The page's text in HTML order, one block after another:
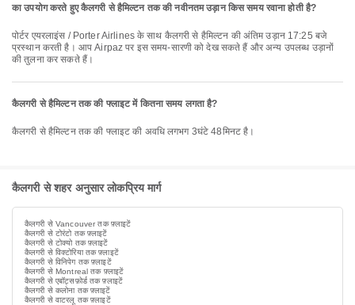
का उपयोग करते हुए कैलगरी से हैमिल्टन तक की नवीनतम उड़ान किस समय रवाना होती है?
पोर्टर एयरलाइंस / Porter Airlines के साथ कैलगरी से हैमिल्टन की अंतिम उड़ान 17:25 बजे
प्रस्थान करती है। आप Airpaz पर इस समय-सारणी को देख सकते हैं और अन्य उपलब्ध उड़ानों
की तुलना कर सकते हैं।
कैलगरी से हैमिल्टन तक की फ्लाइट में कितना समय लगता है?
कैलगरी से हैमिल्टन तक की फ्लाइट की अवधि लगभग 3घंटे 48मिनट है।
कैलगरी से शहर अनुसार लोकप्रिय मार्ग
कैलगरी से Vancouver तक फ़्लाइटें
कैलगरी से टोरंटो तक फ़्लाइटें
कैलगरी से टोक्यो तक फ़्लाइटें
कैलगरी से विक्टोरिया तक फ़्लाइटें
कैलगरी से विनिपेग तक फ़्लाइटें
कैलगरी से Montreal तक फ़्लाइटें
कैलगरी से एबॉट्सफ़ोर्ड तक फ़्लाइटें
कैलगरी से कलोना तक फ़्लाइटें
कैलगरी से वाटरलू तक फ़्लाइटें